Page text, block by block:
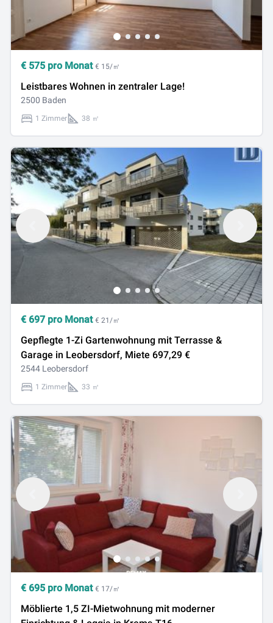
€ 575 pro Monat € 15/㎡
Leistbares Wohnen in zentraler Lage!
2500 Baden
1 Zimmer 38 ㎡
€ 697 pro Monat € 21/㎡
Gepflegte 1-Zi Gartenwohnung mit Terrasse &
Garage in Leobersdorf, Miete 697,29 €
2544 Leobersdorf
1 Zimmer 33 ㎡
€ 695 pro Monat € 17/㎡
Möblierte 1,5 ZI-Mietwohnung mit moderner